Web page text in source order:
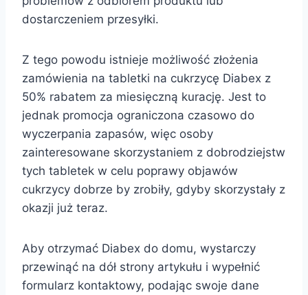
dostarczeniem przesyłki.
Z tego powodu istnieje możliwość złożenia
zamówienia na tabletki na cukrzycę Diabex z
50% rabatem za miesięczną kurację. Jest to
jednak promocja ograniczona czasowo do
wyczerpania zapasów, więc osoby
zainteresowane skorzystaniem z dobrodziejstw
tych tabletek w celu poprawy objawów
cukrzycy dobrze by zrobiły, gdyby skorzystały z
okazji już teraz.
Aby otrzymać Diabex do domu, wystarczy
przewinąć na dół strony artykułu i wypełnić
formularz kontaktowy, podając swoje dane